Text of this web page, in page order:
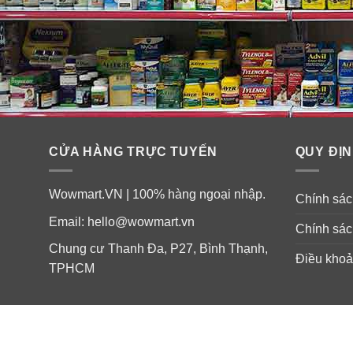
CỬA HÀNG TRỰC TUYẾN
Wowmart.VN | 100% hàng ngoại nhập.
Email: hello@wowmart.vn
Chung cư Thanh Đa, P27, Bình Thạnh,
TPHCM
QUY
Chính
Chính
Điều